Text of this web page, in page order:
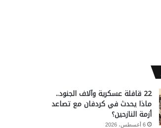
22 قافلة عسكرية وآلاف الجنود..
ماذا يحدث في كردفان مع تصاعد
أزمة النازحين؟
6 أغسطس، 2026